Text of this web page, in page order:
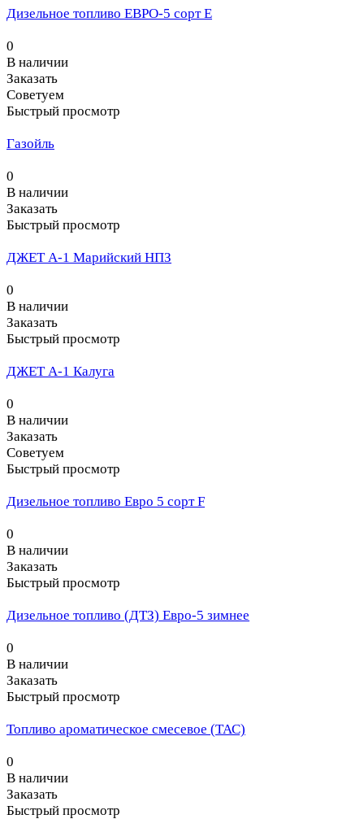
Дизельное топливо ЕВРО-5 сорт Е
0
В наличии
Заказать
Советуем
Быстрый просмотр
Газойль
0
В наличии
Заказать
Быстрый просмотр
ДЖЕТ А-1 Марийский НПЗ
0
В наличии
Заказать
Быстрый просмотр
ДЖЕТ А-1 Калуга
0
В наличии
Заказать
Советуем
Быстрый просмотр
Дизельное топливо Евро 5 сорт F
0
В наличии
Заказать
Быстрый просмотр
Дизельное топливо (ДТЗ) Евро-5 зимнее
0
В наличии
Заказать
Быстрый просмотр
Топливо ароматическое смесевое (ТАС)
0
В наличии
Заказать
Быстрый просмотр